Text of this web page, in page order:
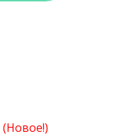
(Новое!)